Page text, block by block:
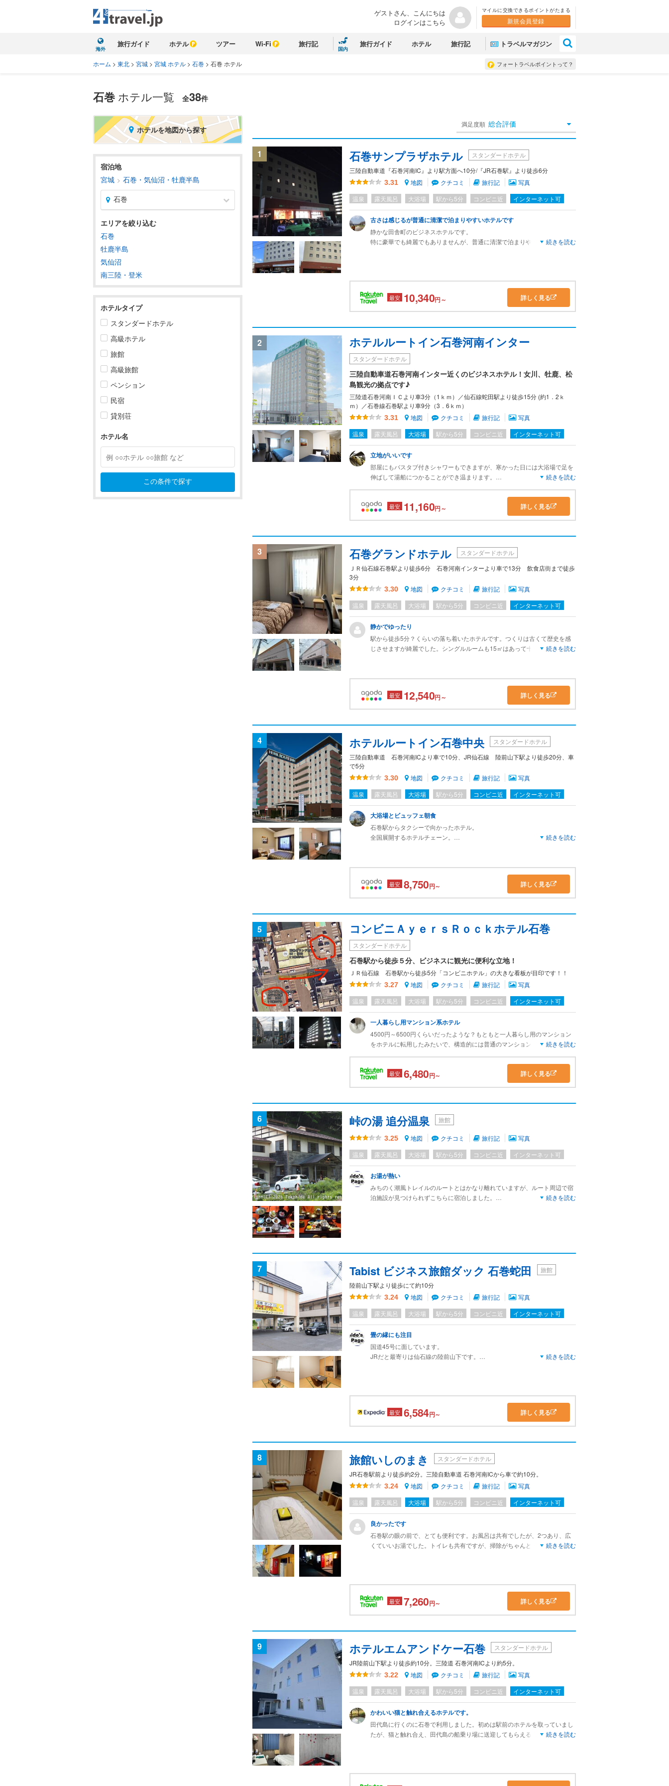
ゲストさん、こんにちは
ログインはこちら
マイルに交換できるポイントがたまる
新規会員登録
海外
旅行ガイド ホテル ツアー Wi-Fi 旅行記
国内
旅行ガイド ホテル 旅行記 トラベルマガジン
フォートラベルポイントって？
ホーム > 東北 > 宮城 > 宮城 ホテル > 石巻 > 石巻 ホテル
石巻 ホテル一覧 全38件
満足度順 総合評価
1 石巻サンプラザホテル
スタンダードホテル
三陸自動車道『石巻河南IC』より駅方面へ10分/『JR石巻駅』より徒歩6分
3.31 地図 クチコミ 旅行記
写真
温泉
露天風呂 大浴場 駅から5分 コンビニ近 インターネット可
古さは感じるが普通に清潔で泊まりやすいホテルです
静かな田舎町のビジネスホテルです。
特に豪華でも綺麗でもありませんが、普通に清潔で泊まりやすいホテルで
す。
続きを読む
最安 10,340円～ 詳しく見る
2 ホテルルートイン石巻河南インター
スタンダードホテル
三陸自動車道石巻河南インター近くのビジネスホテル！女川、牡鹿、松
島観光の拠点です♪
三陸道石巻河南ＩＣより車3分（1ｋｍ）／仙石線蛇田駅より徒歩15分 (約1．2ｋ
ｍ）／石巻線石巻駅より車9分（3．6ｋｍ）
3.31 地図 クチコミ 旅行記
写真
温泉
露天風呂 大浴場 駅から5分 コンビニ近 インターネット可
立地がいいです
部屋にもバスタブ付きシャワーもできますが、寒かった日には大浴場で足を
伸ばして湯船につかることができ温まります。
近隣はAEON MALL その他ショップ沢山あるのでなんでも揃います。
続きを読む
最安 11,160円～ 詳しく見る
3 石巻グランドホテル
スタンダードホテル
ＪＲ仙石線石巻駅より徒歩6分 石巻河南インターより車で13分 飲食店街まで徒歩
3分
3.30 地図 クチコミ 旅行記
写真
温泉
露天風呂 大浴場 駅から5分 コンビニ近 インターネット可
静かでゆったり
駅から徒歩5分？くらいの落ち着いたホテルです。つくりは古くて歴史を感
じさせますが綺麗でした。シングルルームも15㎡はあって十分な広さでし
かったのでゆっくりできました。
続きを読む
最安 12,540円～ 詳しく見る
4 ホテルルートイン石巻中央
スタンダードホテル
三陸自動車道 石巻河南ICより車で10分、JR仙石線 陸前山下駅より徒歩20分、車
で5分
3.30 地図 クチコミ 旅行記
写真
温泉
露天風呂 大浴場 駅から5分 コンビニ近 インターネット可
大浴場とビュッフェ朝食
石巻駅からタクシーで向かったホテル。
全国展開するホテルチェーン。
客室には浴室がないが、むしろコンパクトで心地よい。
ベッドもゆったり。
テーブルがあるのも嬉しい。
大浴場は１階。
温泉地ではないから露天風呂があったり、広い浴場ではないが、やっぱり大
浴場は気持ちが良い。
朝食付プランなので、朝８時前に１階の会場へ。
フロントの横なので分かりやすい。
朝食はブュッフェ。
清潔感のある会場。
和洋揃っている。
オムレツ風の玉子焼きとベーコン。
ケチャップをかける。
唐揚げ、ハム、鯖焼き。
後は納豆にご飯、味噌汁。
オレンジジュースに牛乳。
好きなものだけ取れるブュッフェは、やはり楽しい。
フロントの方の対応も丁寧で良かった。
蛇田駅から歩けるが、やはり車か石巻駅からタクシーを使うのがいいかな。
続きを読む
最安 8,750円～ 詳しく見る
5 コンビニＡｙｅｒｓＲｏｃｋホテル石巻
スタンダードホテル
石巻駅から徒歩５分、ビジネスに観光に便利な立地！
ＪＲ仙石線 石巻駅から徒歩5分「コンビニホテル」の大きな看板が目印です！！
3.27 地図 クチコミ 旅行記
写真
温泉
露天風呂 大浴場 駅から5分 コンビニ近 インターネット可
一人暮らし用マンション系ホテル
4500円～6500円くらいだったような？もともと一人暮らし用のマンション
をホテルに転用したみたいで、構造的には普通のマンションの1室なホテル
約した方がよいです）ちなみに最寄りの駐車場はすごく近いのですが、道が
一方通行なので、駐車場から出した車をホテルに横付けしようとするとぐる
っと回る必要があります。（荷物持って歩いて行った方が早いです）
続きを読む
最安 6,480円～ 詳しく見る
6 峠の湯 追分温泉 旅館
3.25 地図 クチコミ 旅行記
写真
温泉
露天風呂 大浴場 駅から5分 コンビニ近 インターネット可
お湯が熱い
みちのく潮風トレイルのルートとはかなり離れていますが、ルート周辺で宿
泊施設が見つけられずこちらに宿泊しました。
続きを読む
7 Tabist ビジネス旅館ダック 石巻蛇田
旅館
陸前山下駅より徒歩にて約10分
3.24 地図 クチコミ 旅行記
写真
温泉
露天風呂 大浴場 駅から5分 コンビニ近 インターネット可
畳の縁にも注目
国道45号に面しています。
JRだと最寄りは仙石線の陸前山下です。
室内も部屋ごとに畳の縁のデザインが異なっていて、自分の部屋はブルーイ
ンパルスでした。
続きを読む
最安 6,584円～ 詳しく見る
8 旅館いしのまき
スタンダードホテル
JR石巻駅前より徒歩約2分。三陸自動車道 石巻河南ICから車で約10分。
3.24 地図 クチコミ 旅行記
写真
温泉
露天風呂 大浴場 駅から5分 コンビニ近 インターネット可
良かったです
石巻駅の眼の前で、とても便利です。お風呂は共有でしたが、2つあり、広
くていいお湯でした。トイレも共有ですが、掃除がちゃんとされておりキレ
続きを読む
最安 7,260円～ 詳しく見る
9 ホテルエムアンドケー石巻
スタンダードホテル
JR陸前山下駅より徒歩約10分。三陸道 石巻河南ICより約5分。
3.22 地図 クチコミ 旅行記
写真
温泉
露天風呂 大浴場 駅から5分 コンビニ近 インターネット可
かわいい猫と触れ合えるホテルです。
田代島に行くのに石巻で利用しました。初めは駅前のホテルを取っていまし
たが、猫と触れ合え、田代島の船乗り場に送迎してもらえるホテルがあると
子レンジと赤外線足湯？などがあり、施設の充実ぶりには驚きました。特に
レンタサイクルが便利で、石巻を観光するのにとても便利でした。道路向か
続きを読む
ホテルを地図から探す
宿泊地
宮城
石巻・気仙沼・牡鹿半島
石巻
北海道
東北
青森
岩手
宮城すべて
仙台
松島・多賀城
石巻・気仙沼・牡鹿半島すべて
石巻
気仙沼
南三陸・登米
鬼首・鳴子・古川
エリアを絞り込む
石巻
牡鹿半島
気仙沼
南三陸・登米
ホテルタイプ
スタンダードホテル
高級ホテル
旅館
高級旅館
ペンション
民宿
貸別荘
ホテル名
この条件で探す